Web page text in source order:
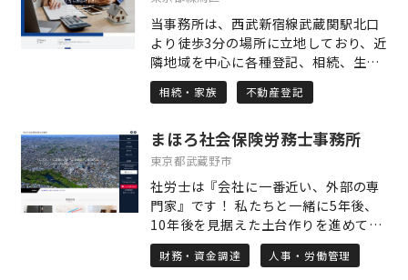
のか」という、言葉にしづらいお気持
ちにも寄り添い、信頼関係を築いて進
めることが、単なる事務作業にはない
支援の本質だと考えています。 私たち
の事務所では、初めてのご相談に際
をうかがうことを大切にしています。
お一人おひとりのペースを尊重しなが
談にも柔軟に対応しておりますので、
ご都合のよいスタイルで安心してご相
談いただけます。受給が決まることで
得られるのは、経済的な安定だけでは
ありません。「これからの人生をどう
事務所の最大の強みです。 デジタル化
推進に伴い、電子申請を活用すること
により、遠方からのご依頼も承ること
が可能になりました。 建設業界にいた
行政書士がご相談を受けます。 同業者
と同じ様に気兼ねなくお問い合わせく
ださい。
当事務所は、西武新宿線武蔵関駅北口
より徒歩3分の場所に立地しており、近
隣地域を中心に各種登記、相続、生前
対策の業務を取り扱っております。 他
士業の先生や、不動産会社との連携に
決することを目標に活動をさせてもら
っております。 手続のメリット、デメ
リットや費用の面についてご理解いた
だいたうえで業務を進めさせて頂きま
すので安心してご相談下さい。 ※土日
祝、夜間対応可能です。（要予約）
相続・家族 不動産登記
まほろ社会保険労務士事務所
東京都武蔵野市
社労士は『会社に一番近い、外部の専
門家』です！ 私たちと一緒に5年後、
10年後を見据えた土台作りを進めてま
いりましょう。 主な業務内容は 〇労働
保険・社会保険の手続き 〇給与計算業
財務・資金調達 人事・労働管理